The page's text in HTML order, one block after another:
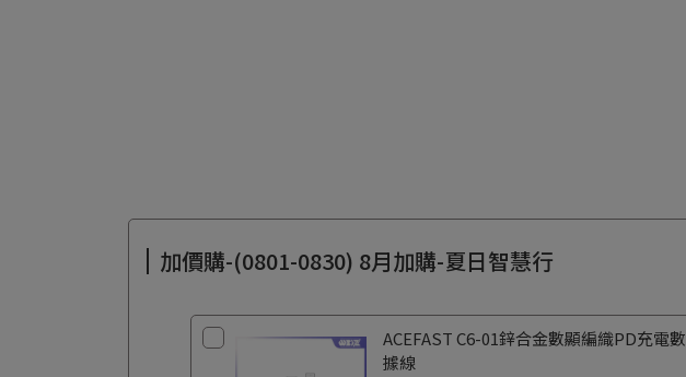
加價購-(0801-0830) 8月加購-夏日智慧行
ACEFAST C6-01鋅合金數顯編織PD充電數
據線